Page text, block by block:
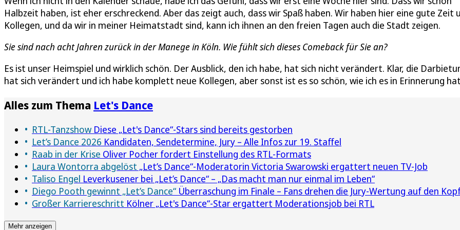
Halbzeit haben, ist eher erschreckend. Aber das zeigt auch, dass wir Spaß haben. Wir haben hier eine gute Zeit
Kollegen, und da wir in meiner Heimatstadt sind, kann ich ihnen an den freien Tagen auch die Stadt zeigen.
Sie sind nach acht Jahren zurück in der Manege in Köln. Wie fühlt sich dieses Comeback für Sie an?
Es ist unser Heimspiel und wirklich schön. Der Ausblick, den ich habe, hat sich nicht verändert. Klar, die
hat sich verändert und ich habe komplett neue Kollegen, aber sonst ist es so schön, wie ich es in Erinnerung
Alles zum Thema Let's Dance
RTL-Tanzshow Diese „Let's Dance“-Stars sind bereits gestorben
Let’s Dance 2026 Kandidaten, Sendetermine, Jury – Alle Infos zur 19. Staffel
Raab in der Krise Oliver Pocher fordert Einstellung des RTL-Formats
Laura Wontorra abgelöst „Let’s Dance“-Moderatorin Victoria Swarowski ergattert neuen TV-Job
Taliso Engel Leverkusener bei „Let’s Dance“ – „Das macht man nur einmal im Leben“
Diego Pooth gewinnt „Let’s Dance“ Überraschung im Finale – Fans drehen die Jury-Wertung auf den
Großer Karriereschritt Kölner „Let's Dance“-Star ergattert Moderationsjob bei RTL
Mehr anzeigen